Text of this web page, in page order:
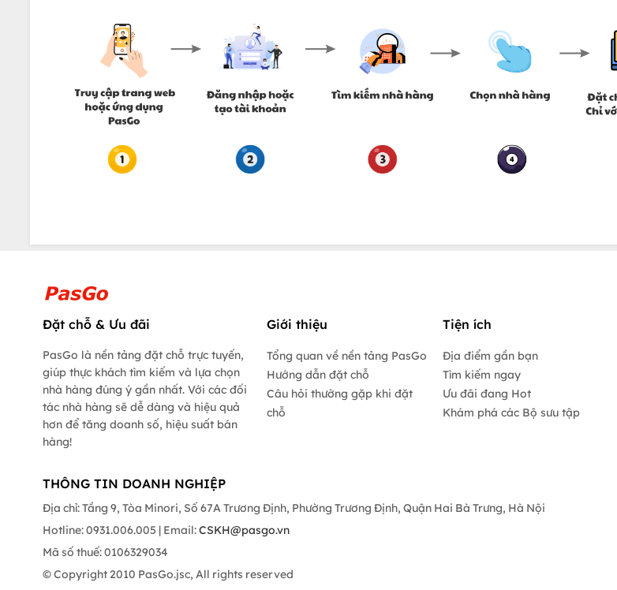
Đặt chỗ & Ưu đãi
PasGo là nền tảng đặt chỗ trực tuyến,
giúp thực khách tìm kiếm và lựa chọn
nhà hàng đúng ý gần nhất. Với các đối
tác nhà hàng sẽ dễ dàng và hiệu quả
hơn để tăng doanh số, hiệu suất bán
hàng!
Giới thiệu
Tổng quan về nền tảng PasGo
Hướng dẫn đặt chỗ
Câu hỏi thường gặp khi đặt
chỗ
Tiện ích
Địa điểm gần bạn
Tìm kiếm ngay
Ưu đãi đang Hot
Khám phá các Bộ sưu tập
THÔNG TIN DOANH NGHIỆP
Địa chỉ: Tầng 9, Tòa Minori, Số 67A Trương Định, Phường Trương Định, Quận Hai Bà Trưng, Hà Nội
Hotline: 0931.006.005 | Email:CSKH@pasgo.vn
Mã số thuế: 0106329034
© Copyright 2010 PasGo.jsc, All rights reserved